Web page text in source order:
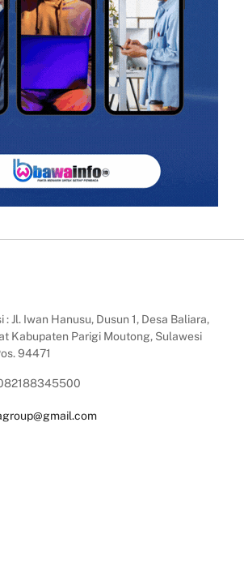
: Jl. Iwan Hanusu, Dusun 1, Desa Baliara,
Kabupaten Parigi Moutong, Sulawesi
94471